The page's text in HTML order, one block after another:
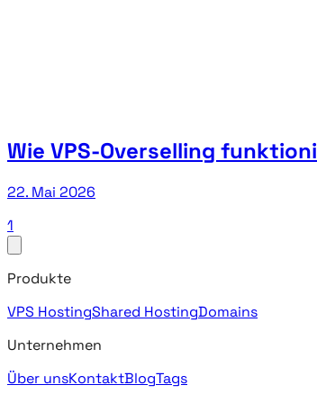
Wie VPS-Overselling
22. Mai 2026
1
Produkte
VPS HostingShared HostingDomains
Unternehmen
Über unsKontaktBlogTags